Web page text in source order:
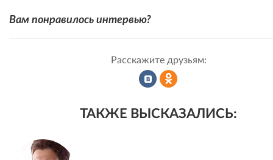
Вам понравилось интервью?
Расскажите друзьям:
ТАКЖЕ ВЫСКАЗАЛИСЬ: